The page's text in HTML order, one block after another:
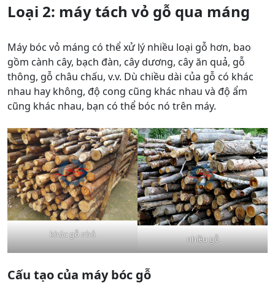
Loại 2: máy tách vỏ gỗ qua máng
Máy bóc vỏ máng có thể xử lý nhiều loại gỗ hơn, bao
gồm cành cây, bạch đàn, cây dương, cây ăn quả, gỗ
thông, gỗ châu chấu, v.v. Dù chiều dài của gỗ có khác
nhau hay không, độ cong cũng khác nhau và độ ẩm
cũng khác nhau, bạn có thể bóc nó trên máy.
khúc gỗ nhỏ nhiều gỗ
Cấu tạo của máy bóc gỗ